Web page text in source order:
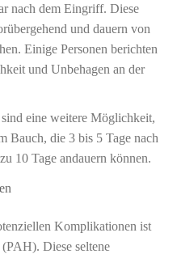
nach dem Eingriff. Diese
und dauern von
Einige Personen berichten
und Unbehagen an der
eine weitere Möglichkeit,
Bauch, die 3 bis 5 Tage nach
10 Tage andauern können.
Komplikationen ist
Diese seltene